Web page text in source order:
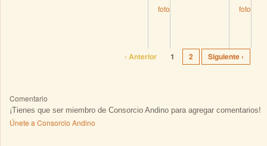
‹ Anterior 1 2 Siguiente ›
Comentario
¡Tienes que ser miembro de Consorcio Andino para agregar comentarios!
Únete a Consorcio Andino